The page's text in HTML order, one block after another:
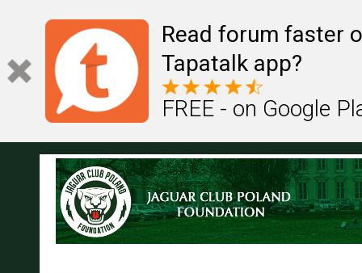
Read forum faster
Tapatalk app?
FREE - on Google